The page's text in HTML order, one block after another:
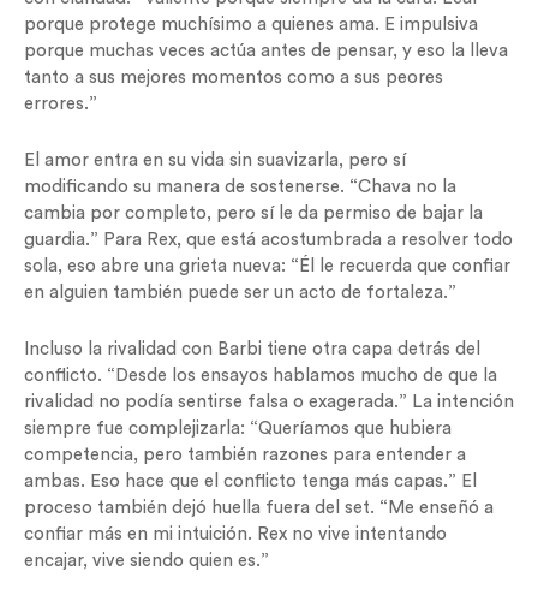
porque protege muchísimo a quienes ama. E impulsiva
porque muchas veces actúa antes de pensar, y eso la lleva
tanto a sus mejores momentos como a sus peores
errores.”
El amor entra en su vida sin suavizarla, pero sí
modificando su manera de sostenerse. “Chava no la
cambia por completo, pero sí le da permiso de bajar la
guardia.” Para Rex, que está acostumbrada a resolver todo
sola, eso abre una grieta nueva: “Él le recuerda que confiar
en alguien también puede ser un acto de fortaleza.”
Incluso la rivalidad con Barbi tiene otra capa detrás del
conflicto. “Desde los ensayos hablamos mucho de que la
rivalidad no podía sentirse falsa o exagerada.” La intención
siempre fue complejizarla: “Queríamos que hubiera
competencia, pero también razones para entender a
ambas. Eso hace que el conflicto tenga más capas.” El
proceso también dejó huella fuera del set. “Me enseñó a
confiar más en mi intuición. Rex no vive intentando
encajar, vive siendo quien es.”